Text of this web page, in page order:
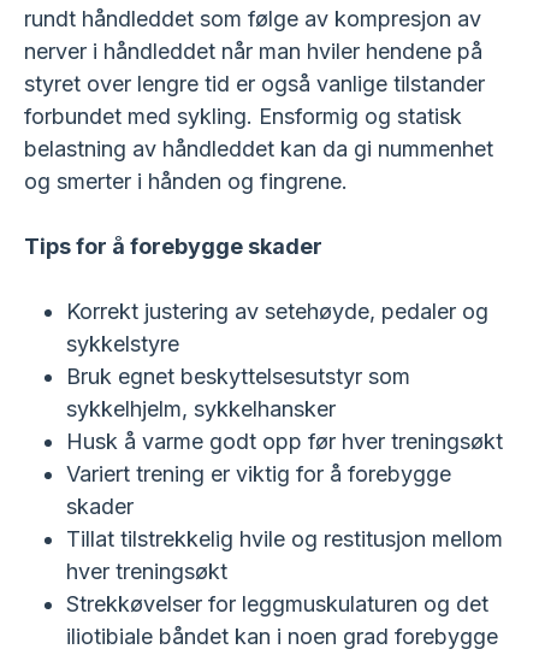
rundt håndleddet som følge av kompresjon av
nerver i håndleddet når man hviler hendene på
styret over lengre tid er også vanlige tilstander
forbundet med sykling. Ensformig og statisk
belastning av håndleddet kan da gi nummenhet
og smerter i hånden og fingrene.
Tips for å forebygge skader
Korrekt justering av setehøyde, pedaler og
sykkelstyre
Bruk egnet beskyttelsesutstyr som
sykkelhjelm, sykkelhansker
Husk å varme godt opp før hver treningsøkt
Variert trening er viktig for å forebygge
skader
Tillat tilstrekkelig hvile og restitusjon mellom
hver treningsøkt
Strekkøvelser for leggmuskulaturen og det
iliotibiale båndet kan i noen grad forebygge